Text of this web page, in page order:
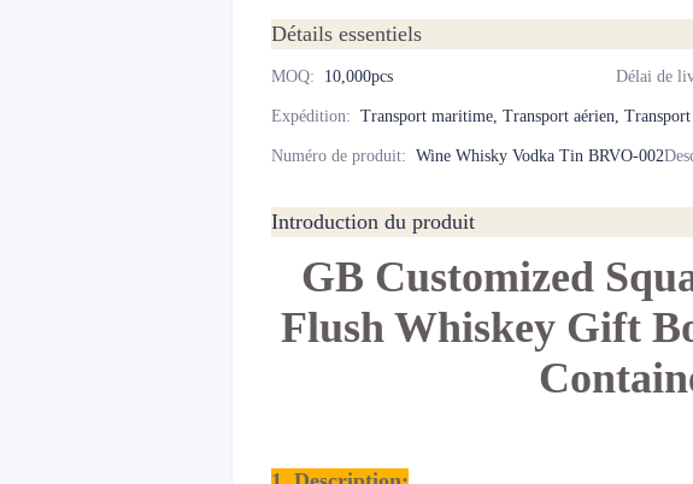
Détails essentiels
MOQ: 10,000pcs Délai de
Expédition: Transport maritime, Transport aérien, Transport
Numéro de produit: Wine Whisky Vodka Tin BRVO-002
Introduction du produit
GB Customized
Flush Whiskey Gift